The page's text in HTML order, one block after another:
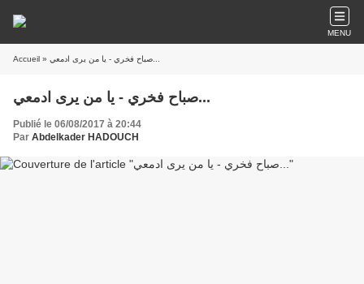
MENU
Accueil
صباح فخري - يا من يرى ادمعي...
Publié le 06/08/2017 à 20:44
Par Abdelkader HADOUCH